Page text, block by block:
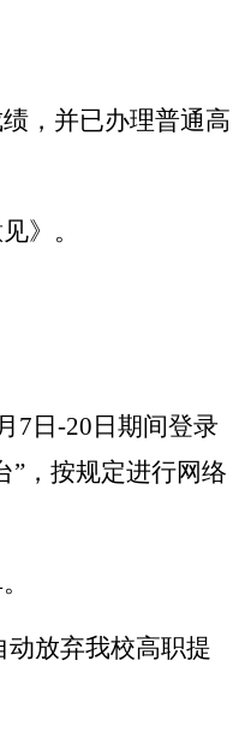
，并已办理普通高
》。
7日-20日 期间登录
”，按规定进行网络
动放弃我校高职提